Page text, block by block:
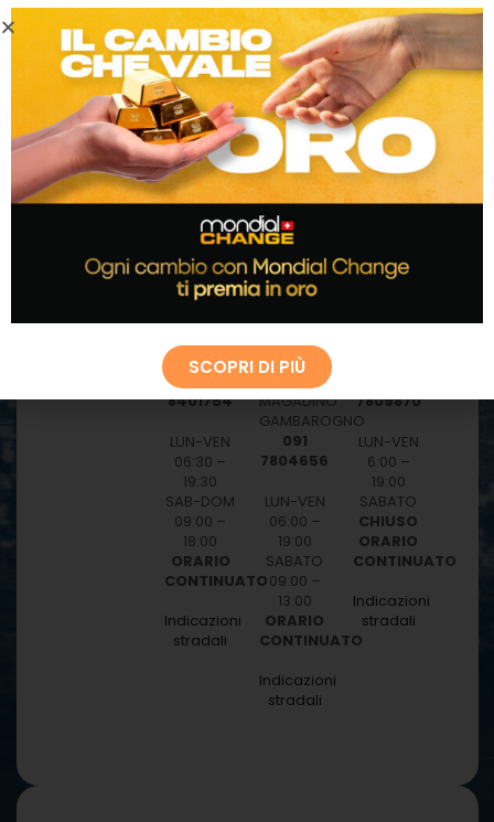
Indicazioni
stradali
LocarneseCadenazzo
UFFICIO
DI
CAMBIO
VIA SAN
GOTTARDO
3,
6593
CADENAZZO
8401754
LUN-VEN
06:30 –
19:30
SAB-DOM
09:00 –
18:00
ORARIO
CONTINUATO
Indicazioni
stradali
Magadino
UFFICIO
DI
CAMBIO
DISTRIBUTORE
CARBURANTE
VIA
CANTONALE
92,
MAGADINO
GAMBAROGNO
091
7804656
LUN-VEN
06:00 –
19:00
SABATO
09:00 –
13:00
ORARIO
CONTINUATO
Indicazioni
stradali
Brissago
CAMBIO
VIA
14,
7809870
LUN-VEN
6:00 –
19:00
SABATO
CHIUSO
ORARIO
CONTINUATO
Indicazioni
stradali
SCOPRI DI PIÙ